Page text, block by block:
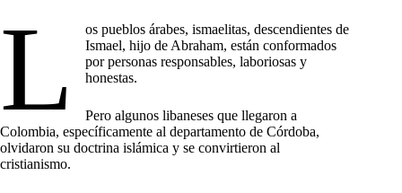
L
os pueblos árabes, ismaelitas, descendientes de
Ismael, hijo de Abraham, están conformados
por personas responsables, laboriosas y
honestas.
Pero algunos libaneses que llegaron a
Colombia, específicamente al departamento de Córdoba,
olvidaron su doctrina islámica y se convirtieron al
cristianismo.